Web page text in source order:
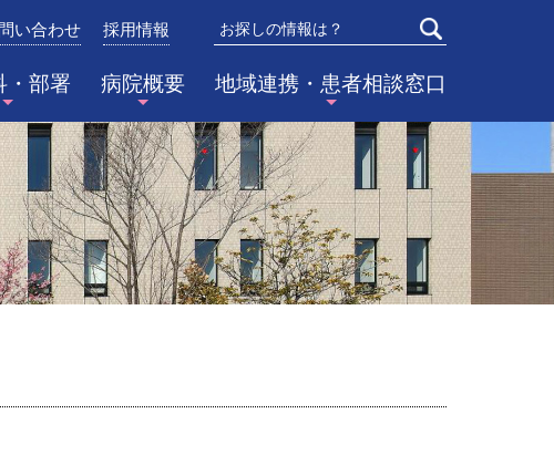
市〉
・部署 病院概要 地域連携・患者相談窓口
い合わせ 採用情報